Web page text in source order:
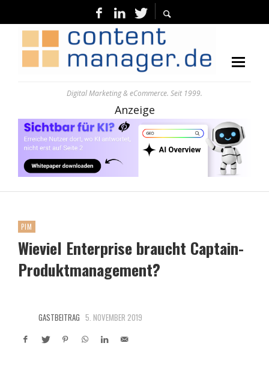
Digital Marketing & eCommerce. Seit 1999.
Anzeige
PIM
Wieviel Enterprise braucht Captain-
Produktmanagement?
GASTBEITRAG 5. NOVEMBER 2019